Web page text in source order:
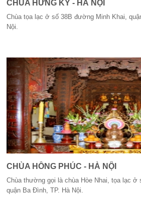
CHÙA HƯNG KÝ - HÀ NỘI
Chùa tọa lạc ở số 38B đường Minh Khai,
Nội.
CHÙA HỒNG PHÚC - HÀ NỘI
Chùa thường gọi là chùa Hòe Nhai, tọa lạc ở
quận Ba Đình, TP. Hà Nội.